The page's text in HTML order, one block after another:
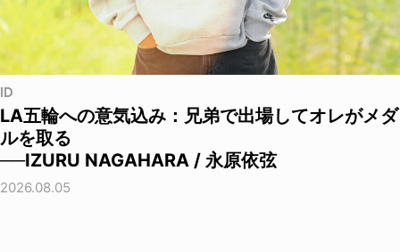
ID
LA五輪への意気込み：兄弟で出場してオレがメダ
ルを取る
──IZURU NAGAHARA / 永原依弦
2026.08.05